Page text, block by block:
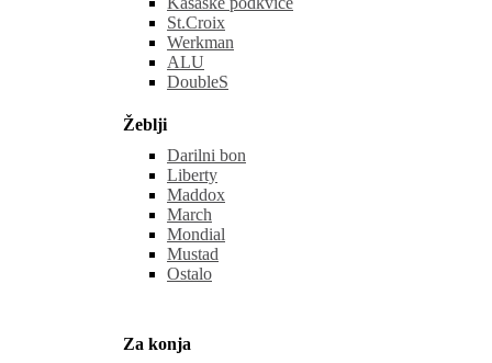
St.Croix
Werkman
ALU
DoubleS
Žeblji
Darilni bon
Liberty
Maddox
March
Mondial
Mustad
Ostalo
Za konja